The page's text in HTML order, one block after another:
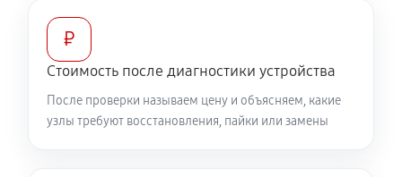
₽
Стоимость после диагностики устройства
После проверки называем цену и объясняем, какие
узлы требуют восстановления, пайки или замены